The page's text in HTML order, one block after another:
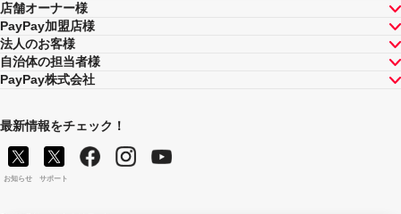
店舗オーナー様
PayPay加盟店様
法人のお客様
自治体の担当者様
PayPay株式会社
最新情報をチェック！
お知らせ サポート